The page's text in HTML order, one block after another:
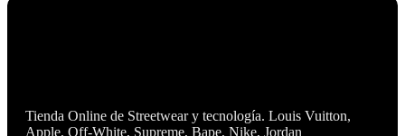
Tienda Online de Streetwear y tecnología. Louis Vuitton,
Apple, Off-White, Supreme, Bape, Nike, Jordan